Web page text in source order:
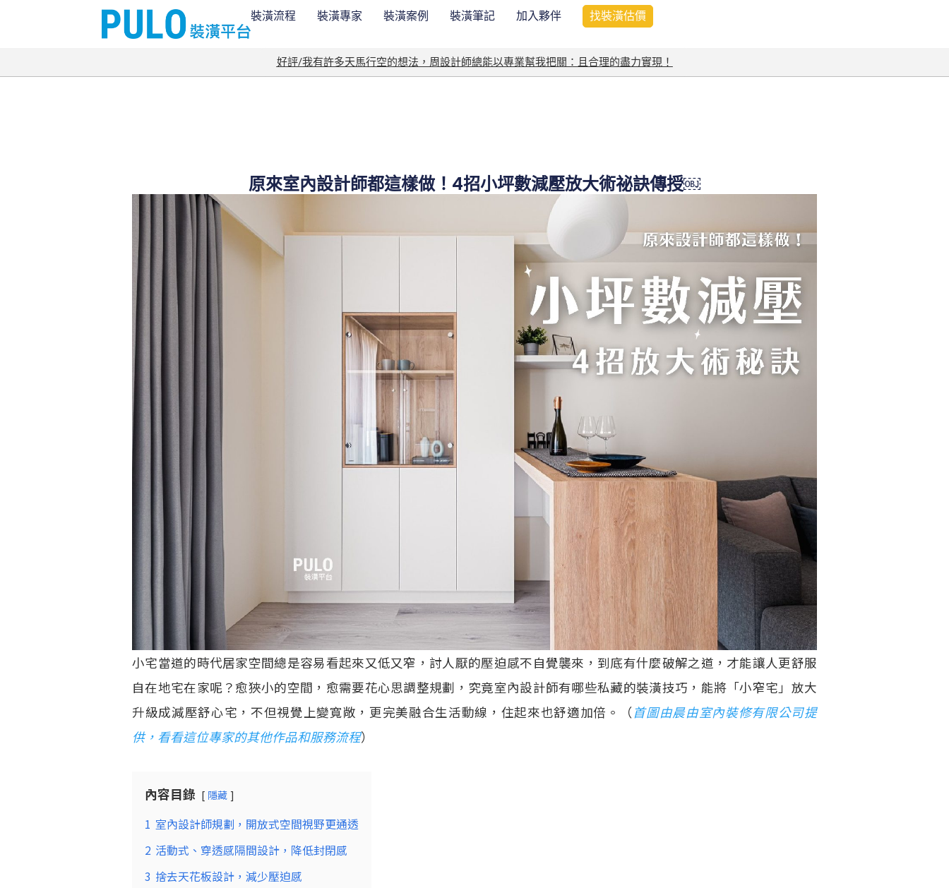
裝潢流程 裝潢專家 裝潢案例 裝潢筆記 加入夥伴 找裝潢估價
好評/我有許多天馬行空的想法，周設計師總能以專業幫我把關：且合理的盡力實現！
原來室內設計師都這樣做！4招小坪數減壓放大術祕訣傳授￼
小宅當道的時代居家空間總是容易看起來又低又窄，討人厭的壓迫感不自覺襲來，到底有什麼破解之道，才能讓人更舒服
自在地宅在家呢？愈狹小的空間，愈需要花心思調整規劃，究竟室內設計師有哪些私藏的裝潢技巧，能將「小窄宅」放大
升級成減壓舒心宅，不但視覺上變寬敞，更完美融合生活動線，住起來也舒適加倍。（首圖由晨由室內裝修有限公司提
供，看看這位專家的其他作品和服務流程）
內容目錄 隱藏
1 室內設計師規劃，開放式空間視野更通透
2 活動式、穿透感隔間設計，降低封閉感
3 捨去天花板設計，減少壓迫感